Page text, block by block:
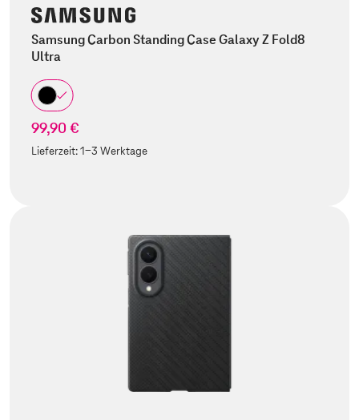
Samsung Carbon Standing Case Galaxy Z Fold8
Ultra
99,90 €
Lieferzeit:1-3 Werktage